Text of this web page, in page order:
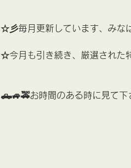
☆彡毎月更新しています、みな
☆今月も引き続き、厳選された
🛻🚙🚕お時間のある時に見て